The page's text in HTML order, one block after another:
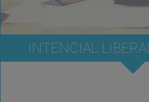
INTENCIAL